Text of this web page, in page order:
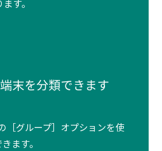
す。
末を分類できます
［グループ］オプションを使
ます。